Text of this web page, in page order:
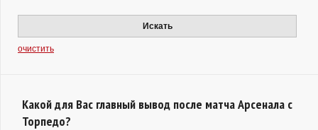
Искать
очистить
Какой для Вас главный вывод после матча Арсенала с
Торпедо?